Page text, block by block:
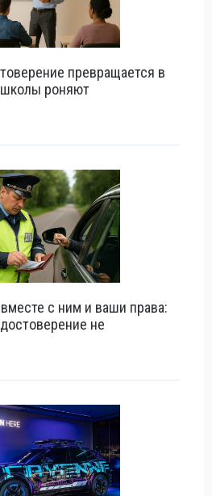
превращается в
роняют
с ним и ваши права:
не